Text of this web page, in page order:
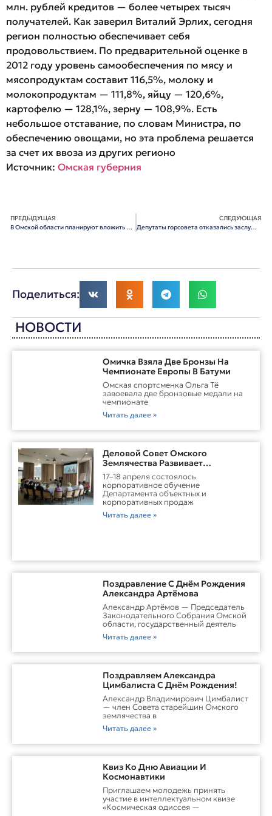
млн. рублей кредитов — более четырех тысяч
получателей. Как заверил Виталий Эрлих, сегодня
регион полностью обеспечивает себя
продовольствием. По предварительной оценке в
2012 году уровень самообеспечения по мясу и
мясопродуктам составит 116,5%, молоку и
молокопродуктам — 111,8%, яйцу — 120,6%,
картофелю — 128,1%, зерну — 108,9%. Есть
небольшое отставание, по словам Министра, по
обеспечению овощами, но эта проблема решается
за счет их ввоза из других регионо
Источник: Омская губерния
ПРЕДЫДУЩАЯ
В Омской области планируют вложить в дошкольное образование 1 млрд рублей бюджетных ассигнований
СЛЕДУЮЩАЯ
Депутаты горсовета отказались заслушать новый гимн Омска
Поделиться:
НОВОСТИ
Омичка Взяла Две Бронзы На
Чемпионате Европы В Батуми
Омская спортсменка Ольга Тё
завоевала две бронзовые медали на
чемпионате
Читать далее »
Деловой Совет Омского
Землячества Развивает
Практические Навыки Омских
Студентов Через Бизнес-
Обучение
17–18 апреля состоялось
корпоративное обучение
Департамента объектных и
корпоративных продаж
Читать далее »
Поздравление С Днём Рождения
Александра Артёмова
Александр Артёмов — Председатель
Законодательного Собрания Омской
области, государственный деятель
Читать далее »
Поздравляем Александра
Цимбалиста С Днём Рождения!
Александр Владимирович Цимбалист
— член Совета старейшин Омского
землячества в
Читать далее »
Квиз Ко Дню Авиации И
Космонавтики
Приглашаем молодежь принять
участие в интеллектуальном квизе
«Космическая одиссея —